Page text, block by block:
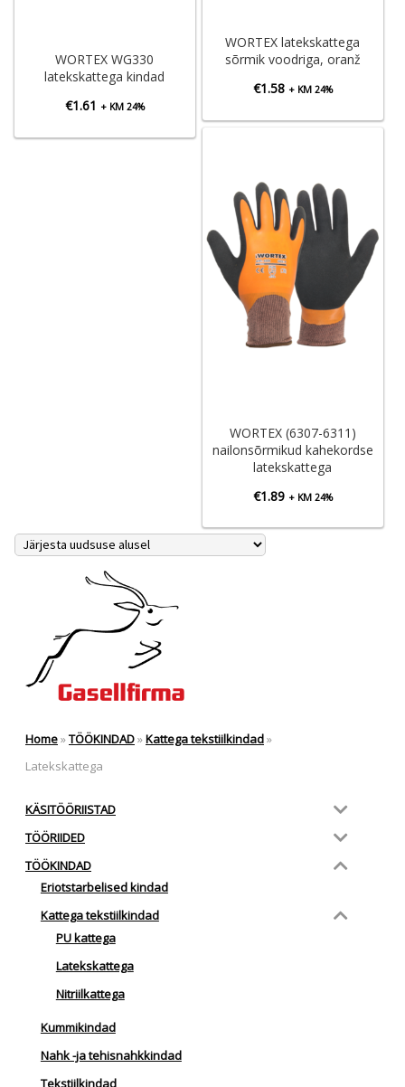
WORTEX latekskattega
sõrmik voodriga, oranž
€1.58 + KM 24%
WORTEX WG330
latekskattega kindad
€1.61 + KM 24%
WORTEX (6307-6311)
nailonsõrmikud kahekordse
latekskattega
€1.89 + KM 24%
Home»TÖÖKINDAD»Kattega tekstiilkindad»
Latekskattega
KÄSITÖÖRIISTAD
TÖÖRIIDED
TÖÖKINDAD
Eriotstarbelised kindad
Kattega tekstiilkindad
PU kattega
Latekskattega
Nitriilkattega
Kummikindad
Nahk -ja tehisnahkkindad
Tekstiilkindad